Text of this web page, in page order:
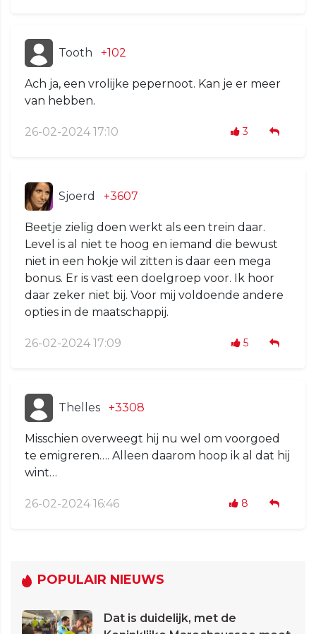
Tooth +102
Ach ja, een vrolijke pepernoot. Kan je er meer
van hebben.
26-02-2024 17:10 3
Sjoerd +3607
Beetje zielig doen werkt als een trein daar.
Level is al niet te hoog en iemand die bewust
niet in een hokje wil zitten is daar een mega
bonus. Er is vast een doelgroep voor. Ik hoor
daar zeker niet bij. Voor mij voldoende andere
opties in de maatschappij.
26-02-2024 17:09 5
Thelles +3308
Misschien overweegt hij nu wel om voorgoed
te emigreren…. Alleen daarom hoop ik al dat hij
wint…
26-02-2024 16:46 8
POPULAIR NIEUWS
Dat is duidelijk, met de